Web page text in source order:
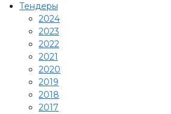
Тендеры
2024
2023
2022
2021
2020
2019
2018
2017